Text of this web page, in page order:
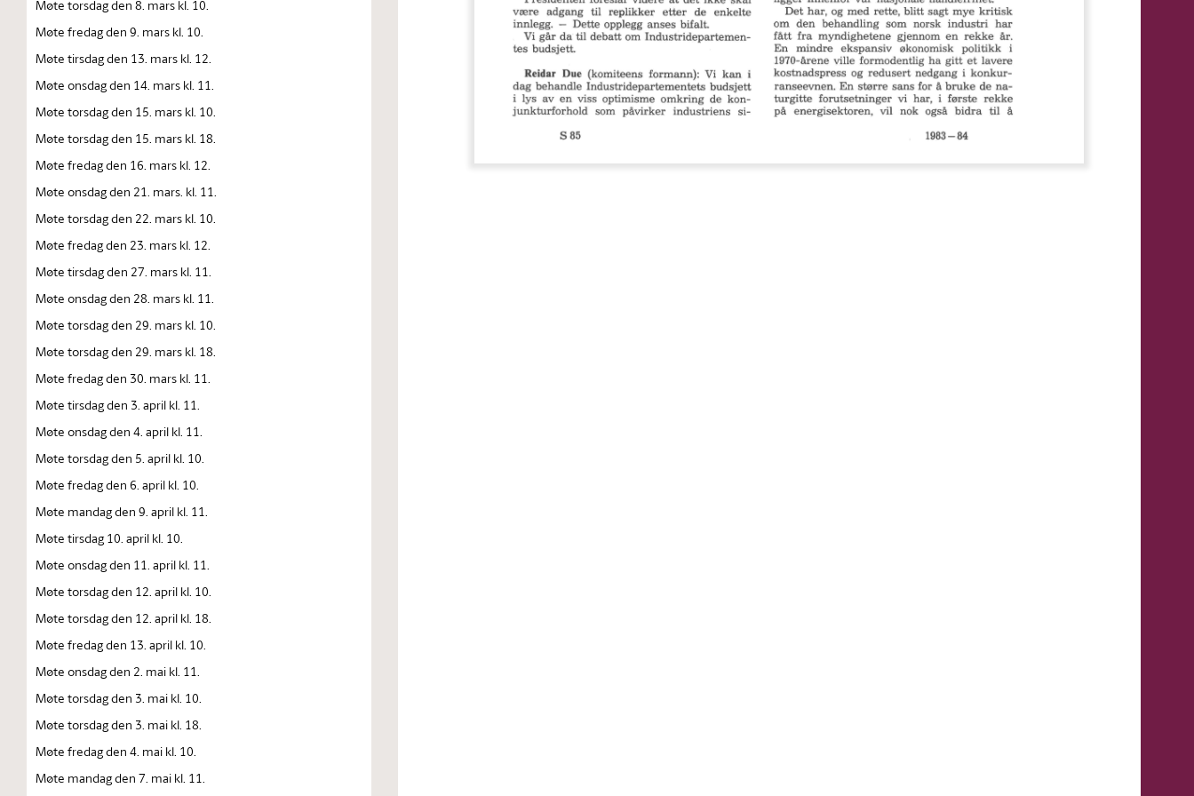
Møte torsdag den 8. mars kl. 10.
Møte fredag den 9. mars kl. 10.
Møte tirsdag den 13. mars kl. 12.
Møte onsdag den 14. mars kl. 11.
Møte torsdag den 15. mars kl. 10.
Møte torsdag den 15. mars kl. 18.
Møte fredag den 16. mars kl. 12.
Møte onsdag den 21. mars. kl. 11.
Møte torsdag den 22. mars kl. 10.
Møte fredag den 23. mars kl. 12.
Møte tirsdag den 27. mars kl. 11.
Møte onsdag den 28. mars kl. 11.
Møte torsdag den 29. mars kl. 10.
Møte torsdag den 29. mars kl. 18.
Møte fredag den 30. mars kl. 11.
Møte tirsdag den 3. april kl. 11.
Møte onsdag den 4. april kl. 11.
Møte torsdag den 5. april kl. 10.
Møte fredag den 6. april kl. 10.
Møte mandag den 9. april kl. 11.
Møte tirsdag 10. april kl. 10.
Møte onsdag den 11. april kl. 11.
Møte torsdag den 12. april kl. 10.
Møte torsdag den 12. april kl. 18.
Møte fredag den 13. april kl. 10.
Møte onsdag den 2. mai kl. 11.
Møte torsdag den 3. mai kl. 10.
Møte torsdag den 3. mai kl. 18.
Møte fredag den 4. mai kl. 10.
Møte mandag den 7. mai kl. 11.